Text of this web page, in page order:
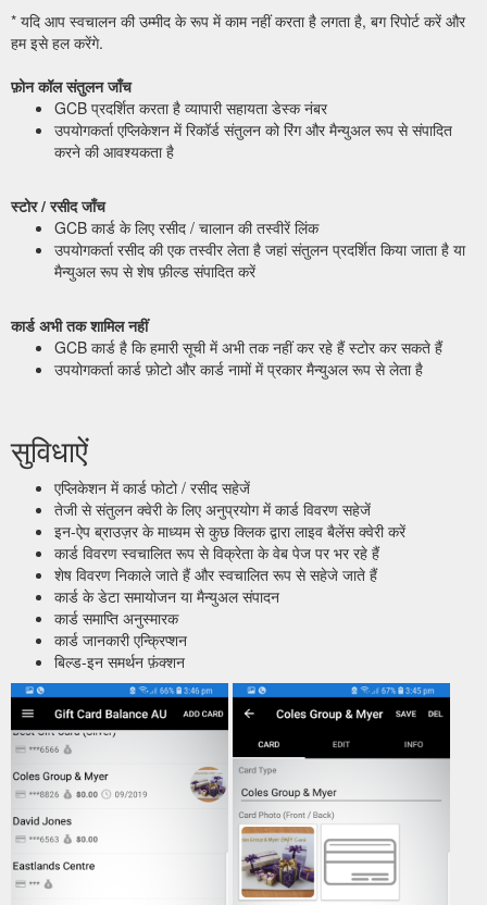
* यदि आप स्वचालन की उम्मीद के रूप में काम नहीं करता है लगता है, बग रिपोर्ट करें और
हम इसे हल करेंगे.
फ़ोन कॉल संतुलन जाँच
GCB प्रदर्शित करता है व्यापारी सहायता डेस्क नंबर
उपयोगकर्ता एप्लिकेशन में रिकॉर्ड संतुलन को रिंग और मैन्युअल रूप से संपादित
करने की आवश्यकता है
स्टोर / रसीद जाँच
GCB कार्ड के लिए रसीद / चालान की तस्वीरें लिंक
उपयोगकर्ता रसीद की एक तस्वीर लेता है जहां संतुलन प्रदर्शित किया जाता है या
मैन्युअल रूप से शेष फ़ील्ड संपादित करें
कार्ड अभी तक शामिल नहीं
GCB कार्ड है कि हमारी सूची में अभी तक नहीं कर रहे हैं स्टोर कर सकते हैं
उपयोगकर्ता कार्ड फ़ोटो और कार्ड नामों में प्रकार मैन्युअल रूप से लेता है
सुविधाऐं
एप्लिकेशन में कार्ड फोटो / रसीद सहेजें
तेजी से संतुलन क्वेरी के लिए अनुप्रयोग में कार्ड विवरण सहेजें
इन-ऐप ब्राउज़र के माध्यम से कुछ क्लिक द्वारा लाइव बैलेंस क्वेरी करें
कार्ड विवरण स्वचालित रूप से विक्रेता के वेब पेज पर भर रहे हैं
शेष विवरण निकाले जाते हैं और स्वचालित रूप से सहेजे जाते हैं
कार्ड के डेटा समायोजन या मैन्युअल संपादन
कार्ड समाप्ति अनुस्मारक
कार्ड जानकारी एन्क्रिप्शन
बिल्ड-इन समर्थन फ़ंक्शन